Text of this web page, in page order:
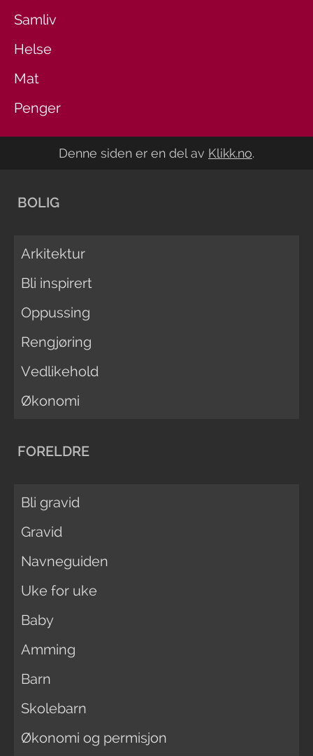
Samliv
Helse
Mat
Penger
Denne siden er en del av Klikk.no.
BOLIG
Arkitektur
Bli inspirert
Oppussing
Rengjøring
Vedlikehold
Økonomi
FORELDRE
Bli gravid
Gravid
Navneguiden
Uke for uke
Baby
Amming
Barn
Skolebarn
Økonomi og permisjon